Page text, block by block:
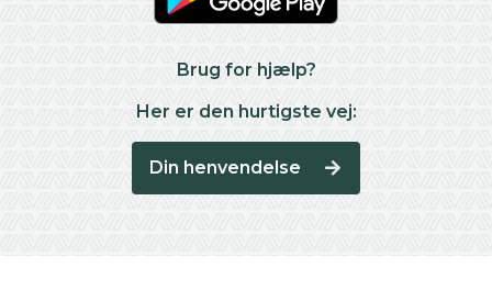
Brug for hjælp?
Her er den hurtigste vej:
Din henvendelse